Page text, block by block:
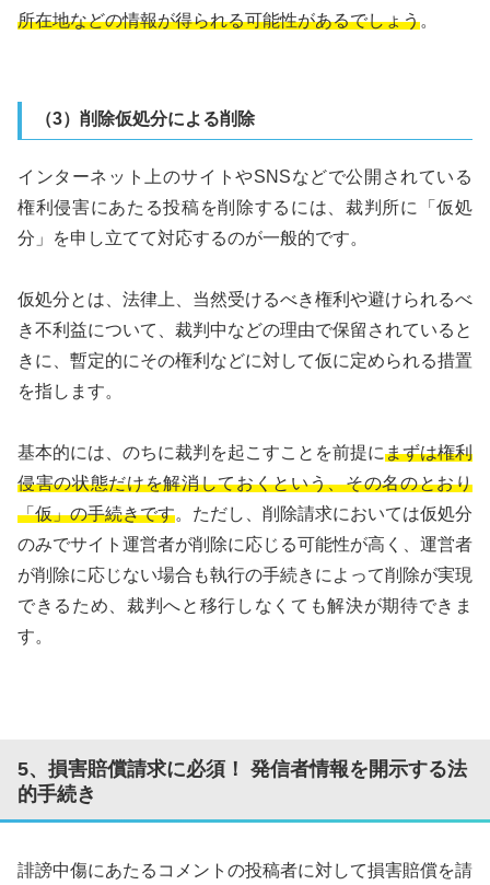
所在地などの情報が得られる可能性があるでしょう。
（3）削除仮処分による削除
インターネット上のサイトやSNSなどで公開されている
権利侵害にあたる投稿を削除するには、裁判所に「仮処
分」を申し立てて対応するのが一般的です。
仮処分とは、法律上、当然受けるべき権利や避けられるべ
き不利益について、裁判中などの理由で保留されていると
きに、暫定的にその権利などに対して仮に定められる措置
を指します。
基本的には、のちに裁判を起こすことを前提にまずは権利
侵害の状態だけを解消しておくという、その名のとおり
「仮」の手続きです。ただし、削除請求においては仮処分
のみでサイト運営者が削除に応じる可能性が高く、運営者
が削除に応じない場合も執行の手続きによって削除が実現
できるため、裁判へと移行しなくても解決が期待できま
す。
5、損害賠償請求に必須！ 発信者情報を開示する法
的手続き
誹謗中傷にあたるコメントの投稿者に対して損害賠償を請